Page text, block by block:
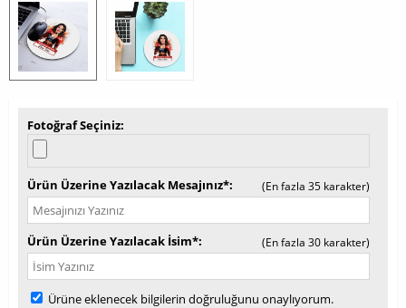
Fotoğraf Seçiniz
Ürün Üzerine Yazılacak Mesajınız* (En fazla 35 karakter)
Ürün Üzerine Yazılacak İsim* (En fazla 30 karakter)
Ürüne eklenecek bilgilerin doğruluğunu onaylıyorum.